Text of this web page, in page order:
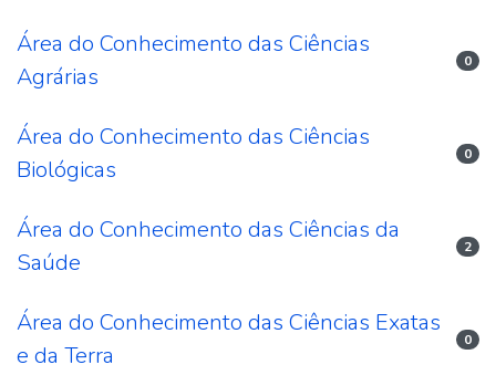
Área do Conhecimento das Ciências
Agrárias
0
Área do Conhecimento das Ciências
Biológicas
0
Área do Conhecimento das Ciências da
Saúde
2
Área do Conhecimento das Ciências Exatas
e da Terra
0